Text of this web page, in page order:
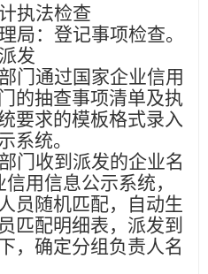
执法检查
局： 登记事项检查。
发
门通过国家企业信用
的抽查事项清单及执
要求的模板格式录入
系统。
门收到派发的企业名
用信息公示系统，
员随机匹配，自动生
匹配明细表，派发到
，确定分组负责人名